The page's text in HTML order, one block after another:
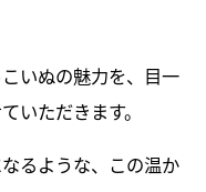
いぬの魅力を、目一
いただきます。
るような、この温か